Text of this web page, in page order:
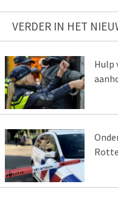
VERDER IN HET
Hulp